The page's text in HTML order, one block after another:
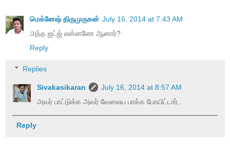
மெக்னேஷ் திருமுருகன் July 16, 2014 at 7:43 AM
அந்த ஜட்ஜ் என்னணே ஆனார்?
Reply
Replies
Sivakasikaran
July 16, 2014 at 8:57 AM
அவர் பாட்டுக்க அவர் வேலைய பாக்க போயிட்டார்..
Reply